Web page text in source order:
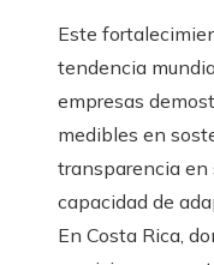
Este
tendencia
empresas
medibles en
transparencia en
capacidad de
En Costa Rica,